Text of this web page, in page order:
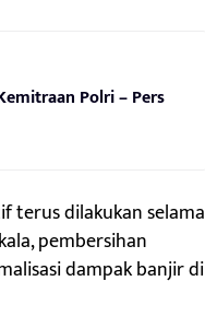
Polri – Pers
terus dilakukan selama
pembersihan
dampak banjir di